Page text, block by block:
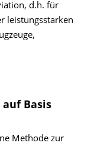
d.h. für
leistungsstarken
Basis
Methode zur